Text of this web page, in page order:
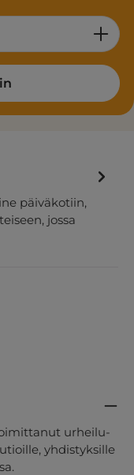
desired
päiväkotiin,
jossa
urheilu-
yhdistyksille